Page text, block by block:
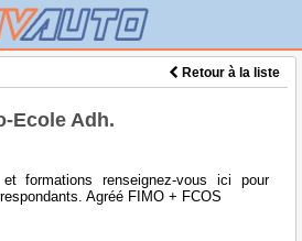
Retour à la liste
Ecole Adh.
formations renseignez-vous ici pour
Agréé FIMO + FCOS